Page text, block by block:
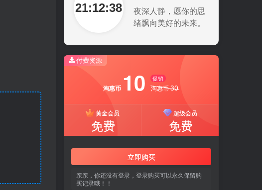
21:12:39
夜深人静，愿你的思
绪飘向美好的未来。
付费资源
淘惠币 10 促销
淘惠币30
黄金会员
免费
超级会员
免费
立即购买
亲亲，你还没有登录，登录购买可以永久保留购
买记录哦！！